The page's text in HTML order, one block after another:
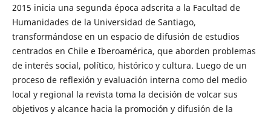
2015 inicia una segunda época adscrita a la Facultad de
Humanidades de la Universidad de Santiago,
transformándose en un espacio de difusión de estudios
centrados en Chile e Iberoamérica, que aborden problemas
de interés social, político, histórico y cultura. Luego de un
proceso de reflexión y evaluación interna como del medio
local y regional la revista toma la decisión de volcar sus
objetivos y alcance hacia la promoción y difusión de la